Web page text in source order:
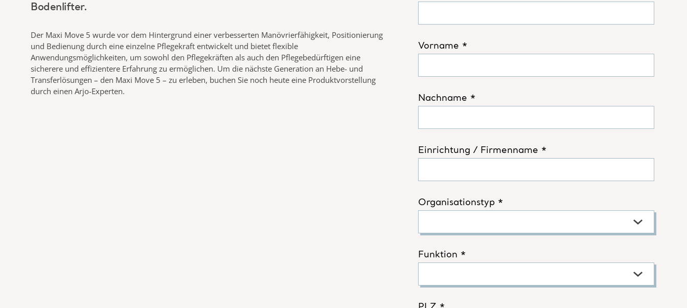
Bodenlifter.
Der Maxi Move 5 wurde vor dem Hintergrund einer verbesserten Manövrierfähigkeit, Positionierung
und Bedienung durch eine einzelne Pflegekraft entwickelt und bietet flexible
Anwendungsmöglichkeiten, um sowohl den Pflegekräften als auch den Pflegebedürftigen eine
sicherere und effizientere Erfahrung zu ermöglichen. Um die nächste Generation an Hebe- und
Transferlösungen – den Maxi Move 5 – zu erleben, buchen Sie noch heute eine Produktvorstellung
durch einen Arjo-Experten.